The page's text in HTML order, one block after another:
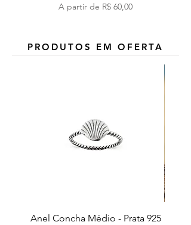
A partir de R$ 60,00
Preço promocional
PRODUTOS EM OFERTA
Anel Concha Médio - Prata 925